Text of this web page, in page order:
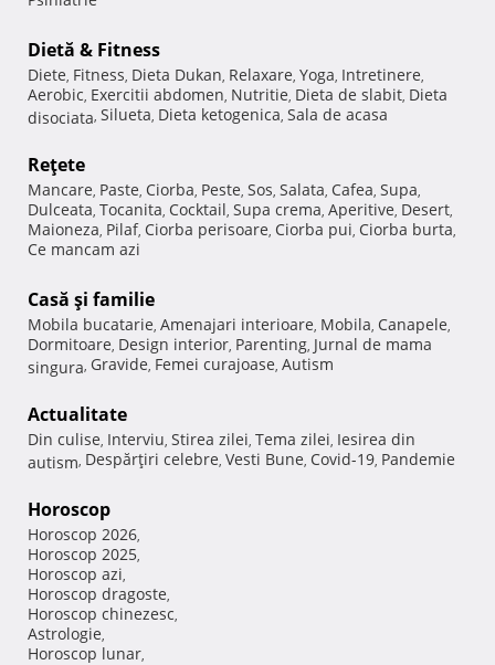
Dietă & Fitness
Diete, Fitness, Dieta Dukan, Relaxare, Yoga, Intretinere,
Aerobic, Exercitii abdomen, Nutritie, Dieta de slabit, Dieta
disociata, Silueta, Dieta ketogenica, Sala de acasa
Reţete
Mancare, Paste, Ciorba, Peste, Sos, Salata, Cafea, Supa,
Dulceata, Tocanita, Cocktail, Supa crema, Aperitive, Desert,
Maioneza, Pilaf, Ciorba perisoare, Ciorba pui, Ciorba burta,
Ce mancam azi
Casă şi familie
Mobila bucatarie, Amenajari interioare, Mobila, Canapele,
Dormitoare, Design interior, Parenting, Jurnal de mama
singura, Gravide, Femei curajoase, Autism
Actualitate
Din culise, Interviu, Stirea zilei, Tema zilei, Iesirea din
autism, Despărţiri celebre, Vesti Bune, Covid-19, Pandemie
Horoscop
Horoscop 2026,
Horoscop 2025,
Horoscop azi,
Horoscop dragoste,
Horoscop chinezesc,
Astrologie,
Horoscop lunar,